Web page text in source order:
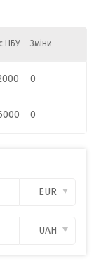
НБУ Зміни
0
0
EUR
UAH